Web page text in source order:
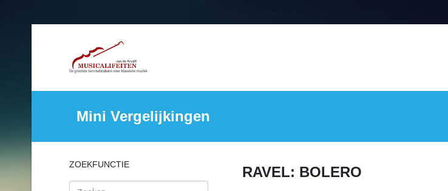
Mini Vergelijkingen
ZOEKFUNCTIE
Zoeken
RAVEL: BOLERO